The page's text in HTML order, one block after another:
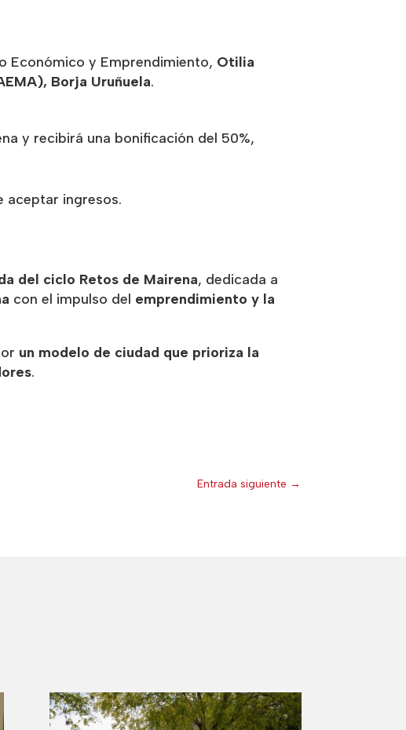
Económico y Emprendimiento, Otilia
Borja Uruñuela.
y recibirá una bonificación del 50%,
aceptar ingresos.
del ciclo Retos de Mairena, dedicada a
con el impulso del emprendimiento y la
un modelo de ciudad que prioriza la
.
Entrada siguiente →